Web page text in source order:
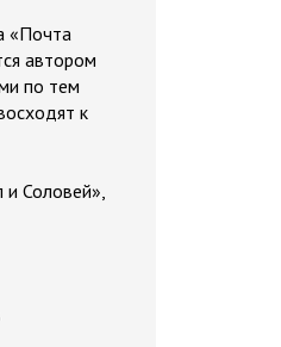
«Почта
автором
по тем
к
и Соловей»,